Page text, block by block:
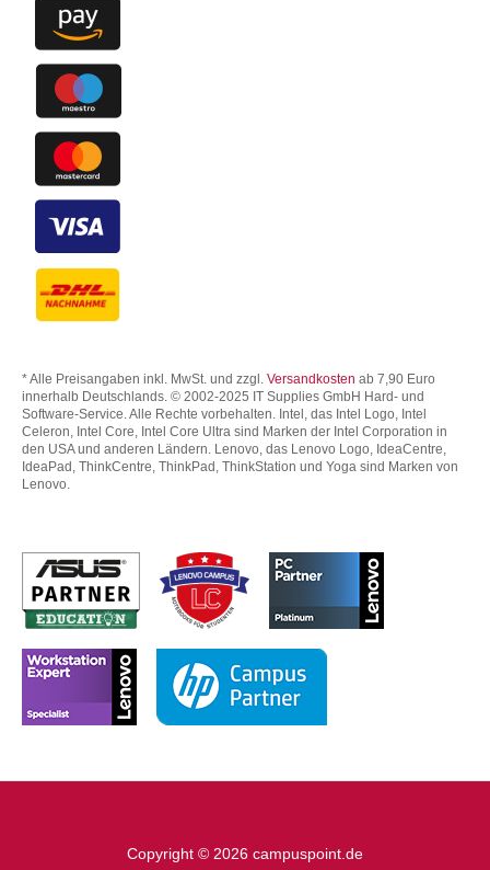
* Alle Preisangaben inkl. MwSt. und zzgl. Versandkosten ab 7,90 Euro
innerhalb Deutschlands. © 2002-2025 IT Supplies GmbH Hard- und
Software-Service. Alle Rechte vorbehalten. Intel, das Intel Logo, Intel
Celeron, Intel Core, Intel Core Ultra sind Marken der Intel Corporation in
den USA und anderen Ländern. Lenovo, das Lenovo Logo, IdeaCentre,
IdeaPad, ThinkCentre, ThinkPad, ThinkStation und Yoga sind Marken von
Lenovo.
Copyright © 2026 campuspoint.de